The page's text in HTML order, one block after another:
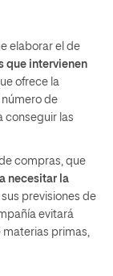
elaborar el de
que intervienen
ofrece la
número de
conseguir las
compras, que
necesitar la
previsiones de
evitará
primas,